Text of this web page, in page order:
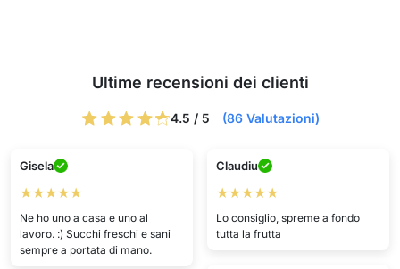
Ultime recensioni dei clienti
4.5 / 5 (86 Valutazioni)
Gisela
★★★★★
Ne ho uno a casa e uno al
lavoro. :) Succhi freschi e sani
sempre a portata di mano.
Claudiu
★★★★★
Lo consiglio, spreme a fondo
tutta la frutta